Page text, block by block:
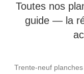
Toutes nos
guide — la
Trente-neuf